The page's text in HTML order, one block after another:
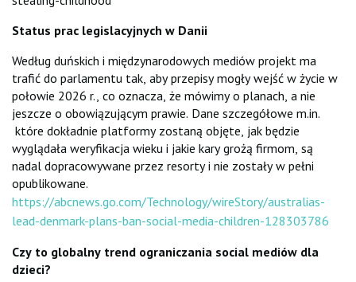
Status prac legislacyjnych w Danii
Według duńskich i międzynarodowych mediów projekt ma
trafić do parlamentu tak, aby przepisy mogły wejść w życie w
połowie 2026 r., co oznacza, że mówimy o planach, a nie
jeszcze o obowiązującym prawie. Dane szczegółowe m.in.
które dokładnie platformy zostaną objęte, jak będzie
wyglądała weryfikacja wieku i jakie kary grożą firmom, są
nadal dopracowywane przez resorty i nie zostały w pełni
opublikowane.
https://abcnews.go.com/Technology/wireStory/australias-
lead-denmark-plans-ban-social-media-children-128303786
Czy to globalny trend ograniczania social mediów dla
dzieci?